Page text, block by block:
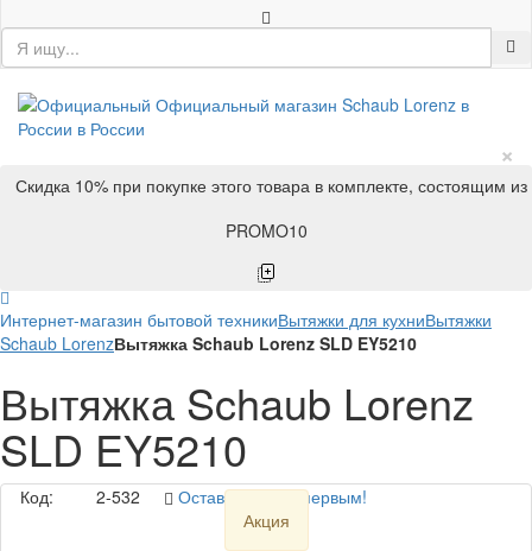
×
Скидка 10% при покупке этого товара в комплекте, состоящим
PROMO10
Интернет-магазин бытовой техникиВытяжки для кухниВытяжки
Schaub LorenzВытяжка Schaub Lorenz SLD EY5210
Вытяжка Schaub Lorenz
SLD EY5210
Код: 2-532
Оставьте отзыв первым!
Акция